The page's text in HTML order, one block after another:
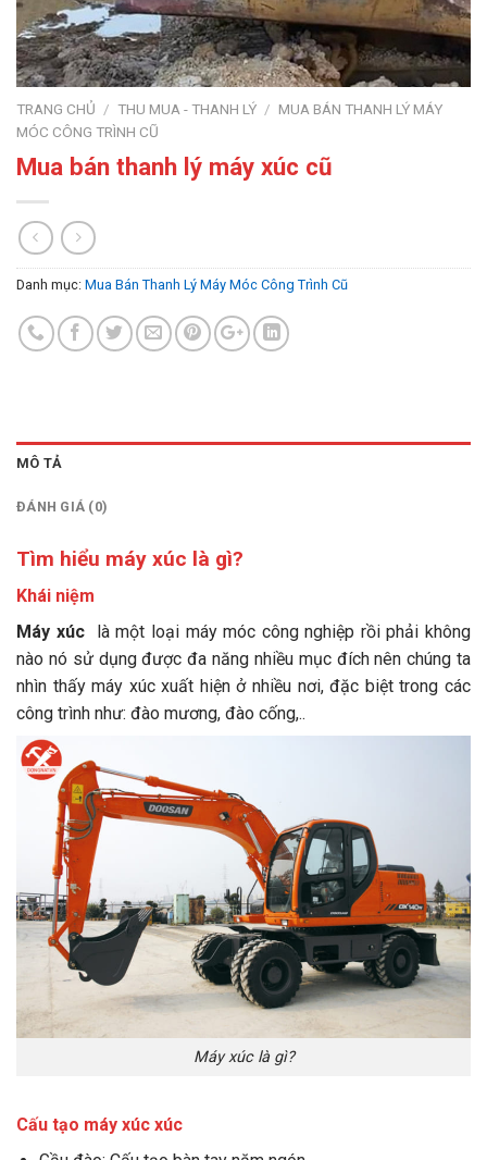
TRANG CHỦ / THU MUA - THANH LÝ / MUA BÁN THANH LÝ MÁY
MÓC CÔNG TRÌNH CŨ
Mua bán thanh lý máy xúc cũ
Danh mục: Mua Bán Thanh Lý Máy Móc Công Trình Cũ
MÔ TẢ
ĐÁNH GIÁ (0)
Tìm hiểu máy xúc là gì?
Khái niệm
Máy xúc
là một loại máy móc công nghiệp rồi phải không
nào nó sử dụng được đa năng nhiều mục đích nên chúng ta
nhìn thấy máy xúc xuất hiện ở nhiều nơi, đặc biệt trong các
công trình như: đào mương, đào cống,..
Máy xúc là gì?
Cấu tạo máy xúc xúc